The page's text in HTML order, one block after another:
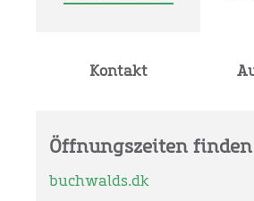
Kontakt
Öffnungszeiten
buchwalds.dk